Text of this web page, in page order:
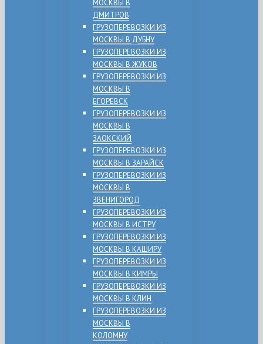
МОСКВЫ В
ДМИТРОВ
ГРУЗОПЕРЕВОЗКИ ИЗ
МОСКВЫ В ДУБНУ
ГРУЗОПЕРЕВОЗКИ ИЗ
МОСКВЫ В ЖУКОВ
ГРУЗОПЕРЕВОЗКИ ИЗ
МОСКВЫ В
ЕГОРЕВСК
ГРУЗОПЕРЕВОЗКИ ИЗ
МОСКВЫ В
ЗАОКСКИЙ
ГРУЗОПЕРЕВОЗКИ ИЗ
МОСКВЫ В ЗАРАЙСК
ГРУЗОПЕРЕВОЗКИ ИЗ
МОСКВЫ В
ЗВЕНИГОРОД
ГРУЗОПЕРЕВОЗКИ ИЗ
МОСКВЫ В ИСТРУ
ГРУЗОПЕРЕВОЗКИ ИЗ
МОСКВЫ В КАШИРУ
ГРУЗОПЕРЕВОЗКИ ИЗ
МОСКВЫ В КИМРЫ
ГРУЗОПЕРЕВОЗКИ ИЗ
МОСКВЫ В КЛИН
ГРУЗОПЕРЕВОЗКИ ИЗ
МОСКВЫ В
КОЛОМНУ